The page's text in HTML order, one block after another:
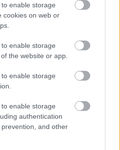
enable storage
cookies on web or
enable storage
the website or app.
enable storage
enable storage
authentication
and other